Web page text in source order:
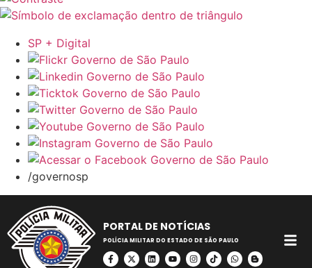
SP + Digital
/governosp
PORTAL DE NOTÍCIAS
POLÍCIA MILITAR DO ESTADO DE SÃO PAULO